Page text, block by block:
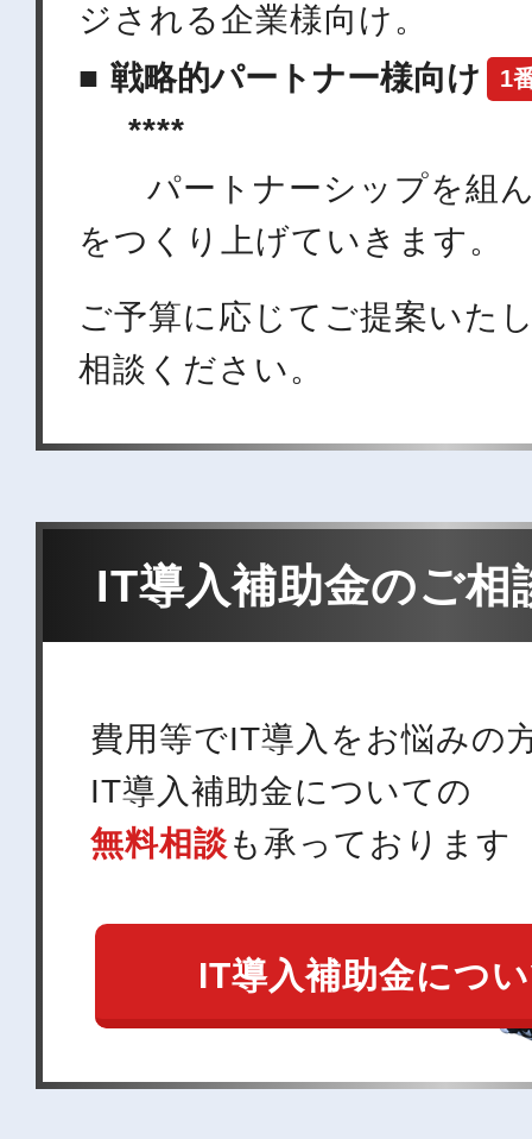
ジされる企業様向け。
戦略的パートナー様向け
1
****
パートナーシップを組ん
をつくり上げていきます。
ご予算に応じてご提案いた
相談ください。
IT導入補助金のご相
費用等でIT導入をお悩みの
IT導入補助金についての
無料相談も承っております
IT導入補助金につ